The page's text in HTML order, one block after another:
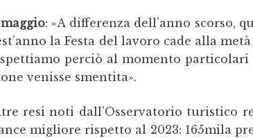
: «A differenza dell’anno scorso,
la Festa del lavoro cade alla
perciò al momento
venisse smentita».
resi noti dall’Osservatorio turistico
migliore rispetto al 2023: 165mila